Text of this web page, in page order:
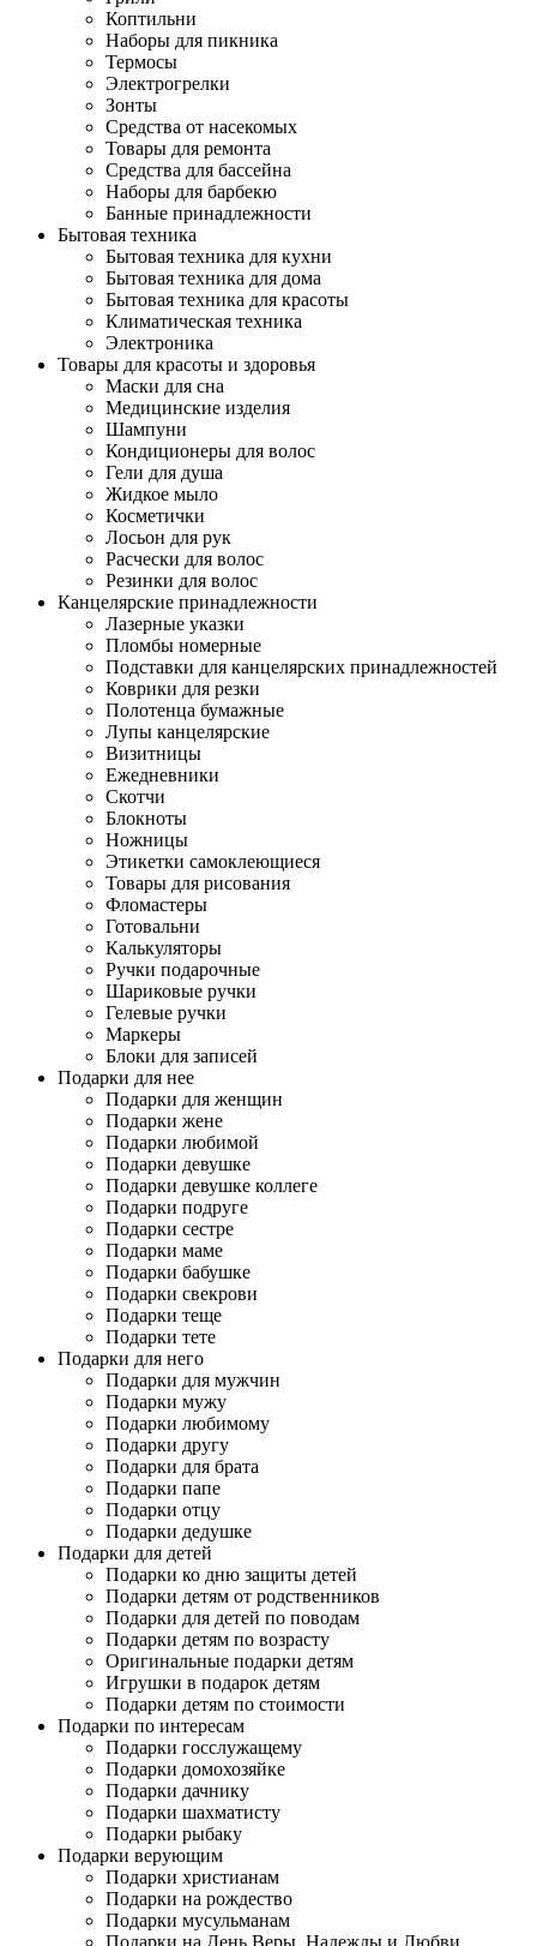
Коптильни
Наборы для пикника
Термосы
Электрогрелки
Зонты
Средства от насекомых
Товары для ремонта
Средства для бассейна
Наборы для барбекю
Банные принадлежности
Бытовая техника
Бытовая техника для кухни
Бытовая техника для дома
Бытовая техника для красоты
Климатическая техника
Электроника
Товары для красоты и здоровья
Маски для сна
Медицинские изделия
Шампуни
Кондиционеры для волос
Гели для душа
Жидкое мыло
Косметички
Лосьон для рук
Расчески для волос
Резинки для волос
Канцелярские принадлежности
Лазерные указки
Пломбы номерные
Подставки для канцелярских принадлежностей
Коврики для резки
Полотенца бумажные
Лупы канцелярские
Визитницы
Ежедневники
Скотчи
Блокноты
Ножницы
Этикетки самоклеющиеся
Товары для рисования
Фломастеры
Готовальни
Калькуляторы
Ручки подарочные
Шариковые ручки
Гелевые ручки
Маркеры
Блоки для записей
Подарки для нее
Подарки для женщин
Подарки жене
Подарки любимой
Подарки девушке
Подарки девушке коллеге
Подарки подруге
Подарки сестре
Подарки маме
Подарки бабушке
Подарки свекрови
Подарки теще
Подарки тете
Подарки для него
Подарки для мужчин
Подарки мужу
Подарки любимому
Подарки другу
Подарки для брата
Подарки папе
Подарки отцу
Подарки дедушке
Подарки для детей
Подарки ко дню защиты детей
Подарки детям от родственников
Подарки для детей по поводам
Подарки детям по возрасту
Оригинальные подарки детям
Игрушки в подарок детям
Подарки детям по стоимости
Подарки по интересам
Подарки госслужащему
Подарки домохозяйке
Подарки дачнику
Подарки шахматисту
Подарки рыбаку
Подарки верующим
Подарки христианам
Подарки на рождество
Подарки мусульманам
Подарки на День Веры, Надежды и Любви